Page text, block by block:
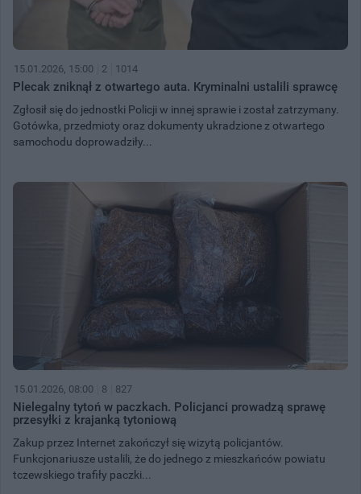
15.01.2026, 15:00 2 1014
Plecak zniknął z otwartego auta. Kryminalni ustalili sprawcę
Zgłosił się do jednostki Policji w innej sprawie i został zatrzymany.
Gotówka, przedmioty oraz dokumenty ukradzione z otwartego
samochodu doprowadziły...
15.01.2026, 08:00 8 827
Nielegalny tytoń w paczkach. Policjanci prowadzą sprawę
przesyłki z krajanką tytoniową
Zakup przez Internet zakończył się wizytą policjantów.
Funkcjonariusze ustalili, że do jednego z mieszkańców powiatu
tczewskiego trafiły paczki...